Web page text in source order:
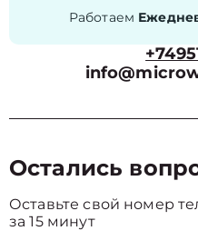
Работаем
Остались
Оставьте свой номер
за 15 минут